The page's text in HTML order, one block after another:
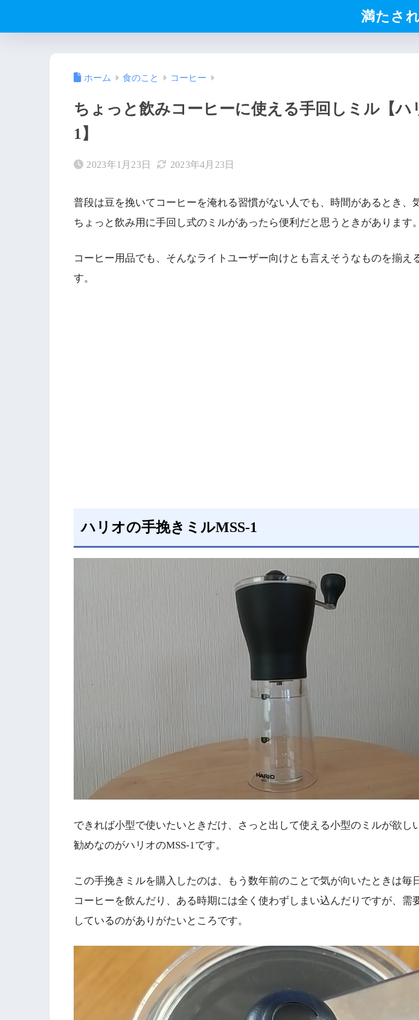
満たさ
ホーム 食のこと コーヒー
ちょっと飲みコーヒーに使える手回しミル【ハ
1】
2023年1月23日 2023年4月23日
普段は豆を挽いてコーヒーを淹れる習慣がない人でも、時間があるとき、
ちょっと飲み用に手回し式のミルがあったら便利だと思うときがあります。
コーヒー用品でも、そんなライトユーザー向けとも言えそうなものを揃え
す。
ハリオの手挽きミルMSS-1
できれば小型で使いたいときだけ、さっと出して使える小型のミルが欲し
勧めなのがハリオのMSS-1です。
この手挽きミルを購入したのは、もう数年前のことで気が向いたときは毎
コーヒーを飲んだり、ある時期には全く使わずしまい込んだりですが、需
しているのがありがたいところです。